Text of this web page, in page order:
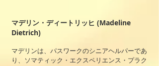
マデリン・ディートリッヒ (Madeline
Dietrich)
マデリンは、パスワークのシニアヘルパーであ
り、ソマティック・エクスペリエンス・プラク